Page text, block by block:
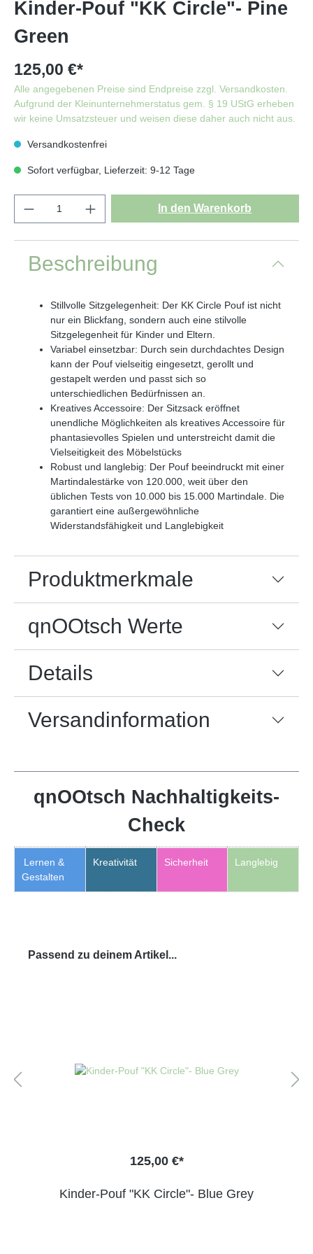
Kinder-Pouf "KK Circle"- Pine
Green
125,00 €*
Alle angegebenen Preise sind Endpreise zzgl. Versandkosten.
Aufgrund der Kleinunternehmerstatus gem. § 19 UStG erheben
wir keine Umsatzsteuer und weisen diese daher auch nicht aus.
Versandkostenfrei
Sofort verfügbar, Lieferzeit: 9-12 Tage
In den Warenkorb
Beschreibung
Stillvolle Sitzgelegenheit: Der KK Circle Pouf ist nicht
nur ein Blickfang, sondern auch eine stilvolle
Sitzgelegenheit für Kinder und Eltern.
Variabel einsetzbar: Durch sein durchdachtes Design
kann der Pouf vielseitig eingesetzt, gerollt und
gestapelt werden und passt sich so
unterschiedlichen Bedürfnissen an.
Kreatives Accessoire: Der Sitzsack eröffnet
unendliche Möglichkeiten als kreatives Accessoire für
phantasievolles Spielen und unterstreicht damit die
Vielseitigkeit des Möbelstücks
Robust und langlebig: Der Pouf beeindruckt mit einer
Martindalestärke von 120.000, weit über den
üblichen Tests von 10.000 bis 15.000 Martindale. Die
garantiert eine außergewöhnliche
Widerstandsfähigkeit und Langlebigkeit
Produktmerkmale
qnOOtsch Werte
Details
Versandinformation
qnOOtsch Nachhaltigkeits-
Check
Lernen &
Gestalten
Kreativität Sicherheit Langlebig
Passend zu deinem Artikel...
125,00 €*
Kinder-Pouf "KK Circle"- Blue Grey